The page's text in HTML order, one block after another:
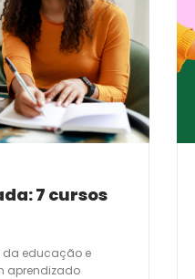
7 cursos
da educação e
aprendizado